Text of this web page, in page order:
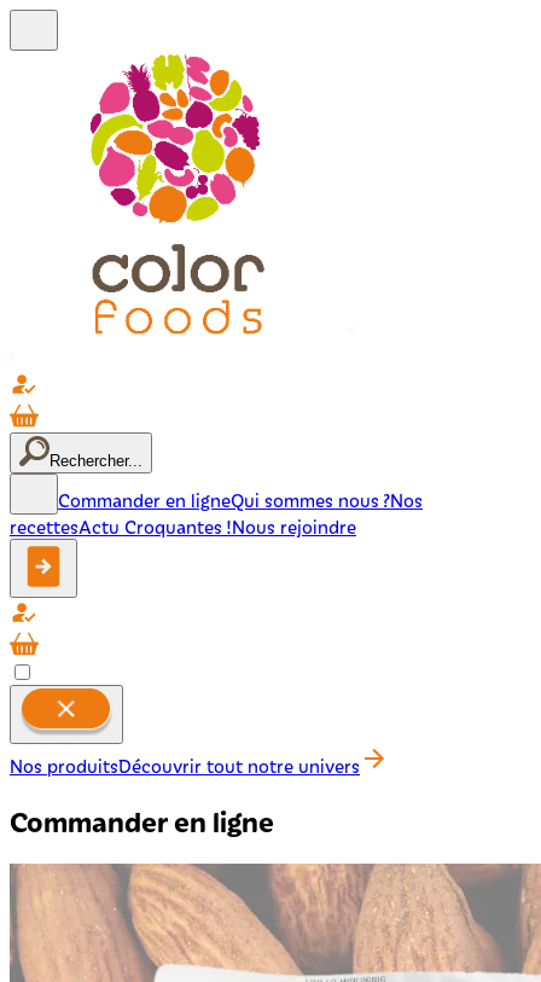
Rechercher...
Commander en ligneQui sommes nous ?Nos
recettesActu Croquantes !Nous rejoindre
Nos produitsDécouvrir tout notre univers
Commander en ligne